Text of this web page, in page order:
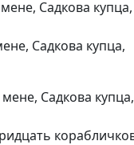
Садкова купца,
Садкова купца,
Садкова купца,